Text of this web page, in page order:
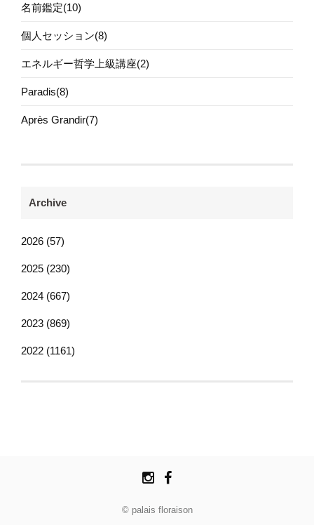
名前鑑定(10)
個人セッション(8)
エネルギー哲学上級講座(2)
Paradis(8)
Après Grandir(7)
Archive
2026 (57)
2025 (230)
2024 (667)
2023 (869)
2022 (1161)
© palais floraison